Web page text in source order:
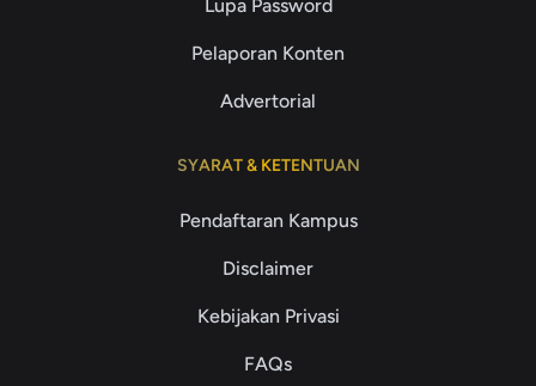
Lupa Password
Pelaporan Konten
Advertorial
SYARAT & KETENTUAN
Pendaftaran Kampus
Disclaimer
Kebijakan Privasi
FAQs